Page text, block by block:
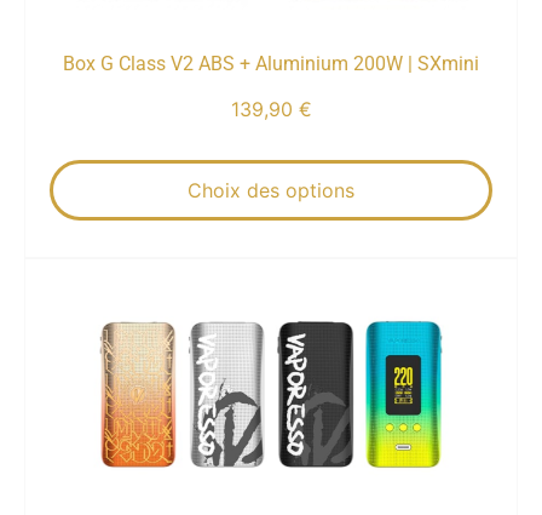
Box G Class V2 ABS + Aluminium 200W | SXmini
139,90 €
Choix des options